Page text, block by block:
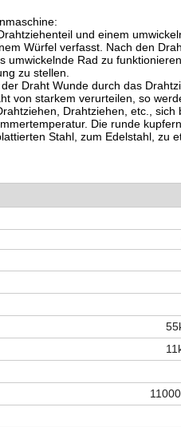
und einem
Würfel verfasst. Nach den
umwickelnde Rad zu
zu stellen.
Draht Wunde durch das
von starkem verurteilen, so
Drahtziehen, etc.,
Die runde
Stahl, zum Edelstahl, zu